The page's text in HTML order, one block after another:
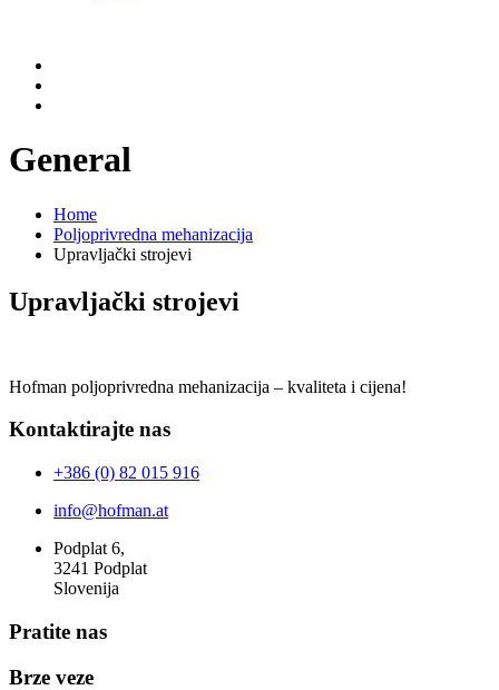
General
Home
Poljoprivredna mehanizacija
Upravljački strojevi
Upravljački strojevi
Hofman poljoprivredna mehanizacija – kvaliteta i cijena!
Kontaktirajte nas
+386 (0) 82 015 916
info@hofman.at
Podplat 6,
3241 Podplat
Slovenija
Pratite nas
Brze veze